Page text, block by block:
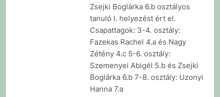
Zsejki Boglárka 6.b osztályos
tanuló I. helyezést ért el.
Csapattagok: 3-4. osztály:
Fazekas Rachel 4.a és Nagy
Zétény 4.c 5-6. osztály:
Szemenyei Abigél 5.b és Zsejki
Boglárka 6.b 7-8. osztály: Uzonyi
Hanna 7.a